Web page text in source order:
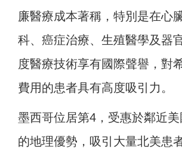
廉醫療成本著稱，特別是在心
科、癌症治療、生殖醫學及器
度醫療技術享有國際聲譽，對
費用的患者具有高度吸引力。
墨西哥位居第4，受惠於鄰近
的地理優勢，吸引大量北美患